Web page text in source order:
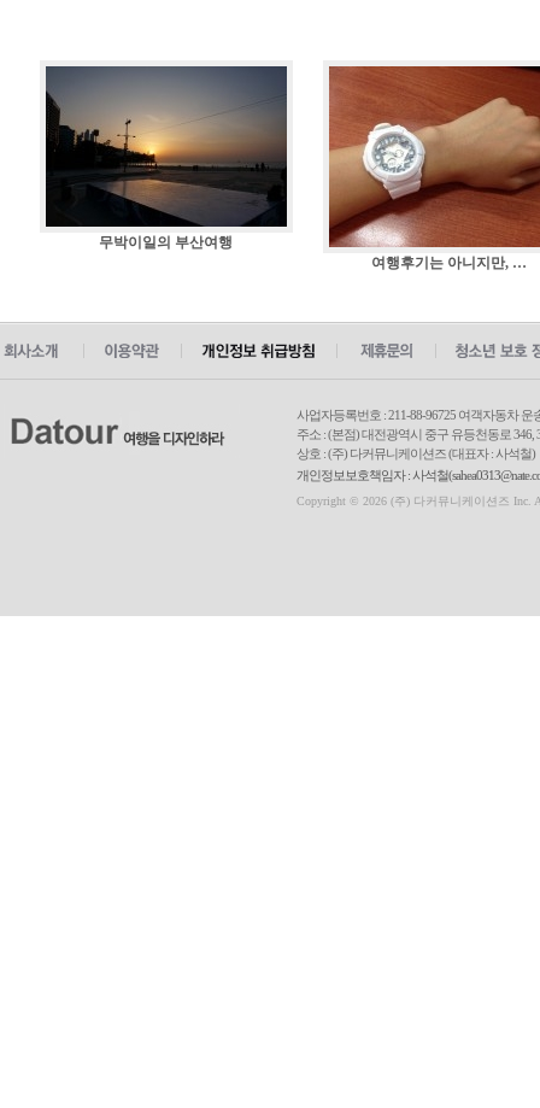
무박이일의 부산여행
여행후기는 아니지만, …
사업자등록번호 : 211-88-96725 여객자동차
주소 : (본점) 대전광역시 중구 유등천동로
상호 : (주) 다커뮤니케이션즈 (대표자 : 사석철)
개인정보보호책임자 : 사석철
Copyright © 2026 (주) 다커뮤니케이션즈 Inc.